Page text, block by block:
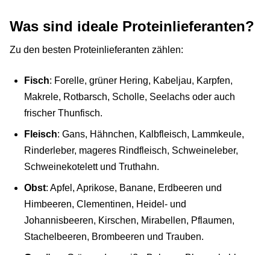
Was sind ideale Proteinlieferanten?
Zu den besten Proteinlieferanten zählen:
Fisch: Forelle, grüner Hering, Kabeljau, Karpfen,
Makrele, Rotbarsch, Scholle, Seelachs oder auch
frischer Thunfisch.
Fleisch: Gans, Hähnchen, Kalbfleisch, Lammkeule,
Rinderleber, mageres Rindfleisch, Schweineleber,
Schweinekotelett und Truthahn.
Obst: Apfel, Aprikose, Banane, Erdbeeren und
Himbeeren, Clementinen, Heidel- und
Johannisbeeren, Kirschen, Mirabellen, Pflaumen,
Stachelbeeren, Brombeeren und Trauben.